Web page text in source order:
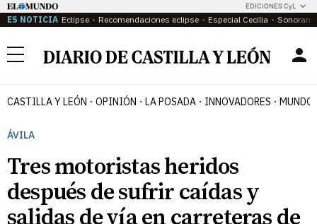
EDICIONES CyL
ES NOTICIA Eclipse Recomendaciones eclipse Especial Cecilia
Menú
CASTILLA Y LEÓN OPINIÓN LA POSADA INNOVADORES MUNDO
ÁVILA
Tres motoristas heridos
después de sufrir caídas y
salidas de vía en carreteras de